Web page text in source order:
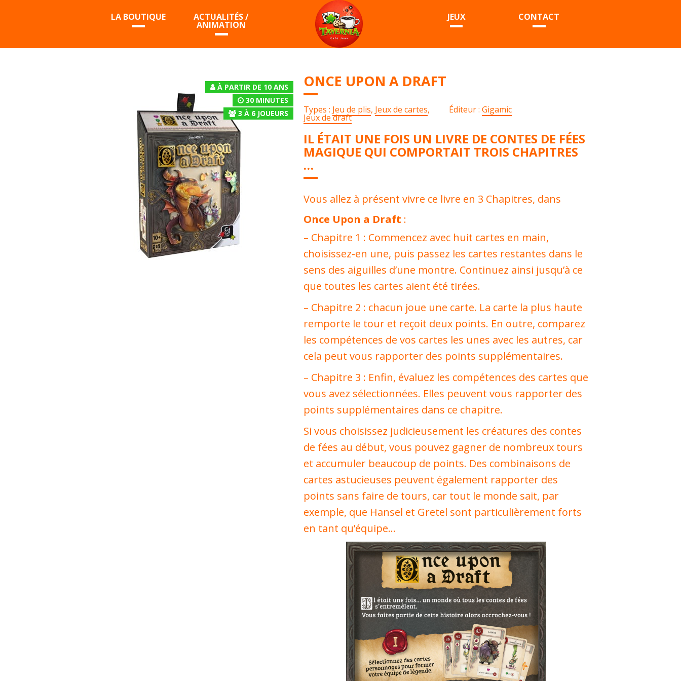
LA BOUTIQUE ACTUALITÉS /
ANIMATION
JEUX CONTACT
À PARTIR DE 10 ANS
30 MINUTES
3 À 6JOUEURS
ONCE UPON A DRAFT
Types : Jeu de plis, Jeux de cartes,
Jeux de draft
Éditeur :Gigamic
IL ÉTAIT UNE FOIS UN LIVRE DE CONTES DE FÉES
MAGIQUE QUI COMPORTAIT TROIS CHAPITRES
…
Vous allez à présent vivre ce livre en 3 Chapitres, dans
Once Upon a Draft :
– Chapitre 1 : Commencez avec huit cartes en main,
choisissez-en une, puis passez les cartes restantes dans le
sens des aiguilles d’une montre. Continuez ainsi jusqu’à ce
que toutes les cartes aient été tirées.
– Chapitre 2 : chacun joue une carte. La carte la plus haute
remporte le tour et reçoit deux points. En outre, comparez
les compétences de vos cartes les unes avec les autres, car
cela peut vous rapporter des points supplémentaires.
– Chapitre 3 : Enfin, évaluez les compétences des cartes que
vous avez sélectionnées. Elles peuvent vous rapporter des
points supplémentaires dans ce chapitre.
Si vous choisissez judicieusement les créatures des contes
de fées au début, vous pouvez gagner de nombreux tours
et accumuler beaucoup de points. Des combinaisons de
cartes astucieuses peuvent également rapporter des
points sans faire de tours, car tout le monde sait, par
exemple, que Hansel et Gretel sont particulièrement forts
en tant qu’équipe…